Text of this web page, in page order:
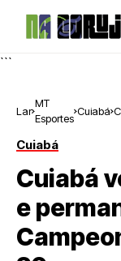
```
Lar
MT
Esportes
Cuiabá
Cuiabá
Cuiabá
e